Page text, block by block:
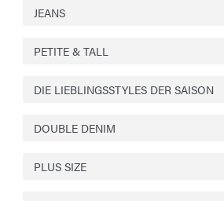
JEANS
PETITE & TALL
DIE LIEBLINGSSTYLES DER SAISON
DOUBLE DENIM
PLUS SIZE